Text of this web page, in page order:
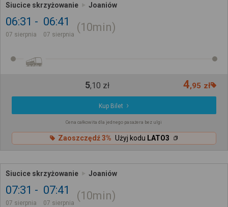
Siucice skrzyżowanie Joaniów
06:31
07 sierpnia
06:41
07 sierpnia
10min
5,10 zł 4,95 zł
Kup Bilet
Cena całkowita dla jednego pasażera bez ulgi
Zaoszczędź 3% Użyj kodu LATO3
Siucice skrzyżowanie Joaniów
07:31
07 sierpnia
07:41
07 sierpnia
10min